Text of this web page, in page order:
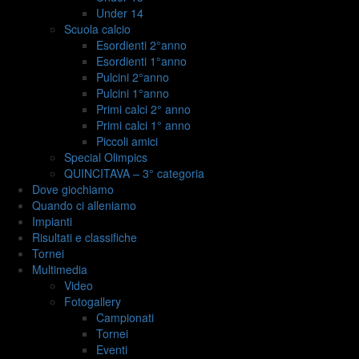
Under 14
Scuola calcio
Esordienti 2°anno
Esordienti 1°anno
Pulcini 2°anno
Pulcini 1°anno
Primi calci 2° anno
Primi calci 1° anno
Piccoli amici
Special Olimpics
QUINCITAVA – 3° categoria
Dove giochiamo
Quando ci alleniamo
Impianti
Risultati e classifiche
Tornei
Multimedia
Video
Fotogallery
Campionati
Tornei
Eventi